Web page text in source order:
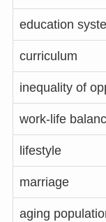
education
curriculum
inequality of
work-life
lifestyle
marriage
aging